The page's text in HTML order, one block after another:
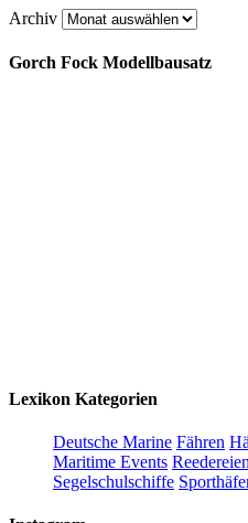
Archiv
Gorch Fock Modellbausatz
Lexikon Kategorien
Deutsche Marine Fähren
Maritime Events Reedereien
Segelschulschiffe